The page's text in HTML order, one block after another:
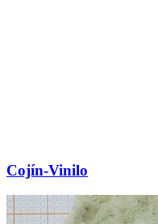
Cojín-Vinilo